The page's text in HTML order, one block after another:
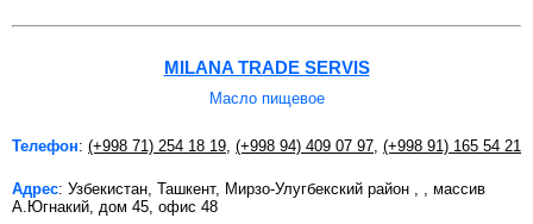
MILANA TRADE SERVIS
Масло пищевое
Телефон: (+998 71) 254 18 19 (+998 94) 409 07 97 (+998 91) 165 54 21
Адрес: Узбекистан, Ташкент, Мирзо-Улугбекский район , , массив
А.Югнакий, дом 45, офис 48